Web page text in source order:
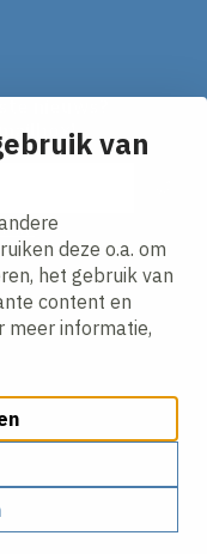
van
deze o.a. om
het gebruik van
content en
meer informatie,
policy